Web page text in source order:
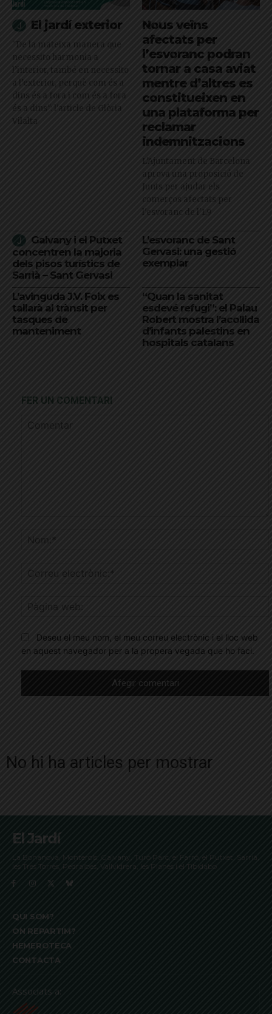
El jardí exterior
"De la mateixa manera que
necessito harmonia a
l’interior, també en necessito
a l’exterior, perquè com és a
dins és a fora i com és a fora
és a dins": l'article de Glòria
Vilalta
Nous veïns
afectats per
l’esvoranc podran
tornar a casa aviat
mentre d’altres es
constitueixen en
una plataforma per
reclamar
indemnitzacions
L’Ajuntament de Barcelona
aprova una proposició de
Junts per ajudar els
comerços afectats per
l'esvoranc de l'L9
Galvany i el Putxet
concentren la majoria
dels pisos turístics de
Sarrià – Sant Gervasi
L’esvoranc de Sant
Gervasi: una gestió
exemplar
L’avinguda J.V. Foix es
tallarà al trànsit per
tasques de
manteniment
“Quan la sanitat
esdevé refugi”: el Palau
Robert mostra l’acollida
d’infants palestins en
hospitals catalans
FER UN COMENTARI
Deseu el meu nom, el meu correu electrònic i el lloc web
en aquest navegador per a la propera vegada que ho faci.
No hi ha articles per mostrar
El Jardí
La Bonanova, Monterols, Galvany, Turó Parc, el Farró, el Putxet, Sarrià,
les Tres Torres, Pedralbes, Vallvidrera, les Planes i el Tibidabo
QUI SOM?
ON REPARTIM?
HEMEROTECA
CONTACTA
Associats a: